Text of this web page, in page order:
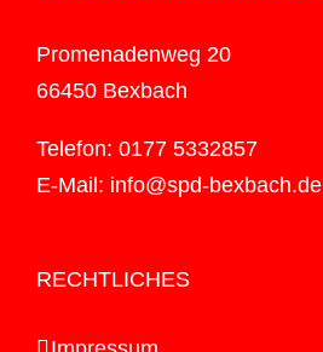
Promenadenweg 20
66450 Bexbach
Telefon: 0177 5332857
E-Mail: info@spd-bexbach.de
RECHTLICHES